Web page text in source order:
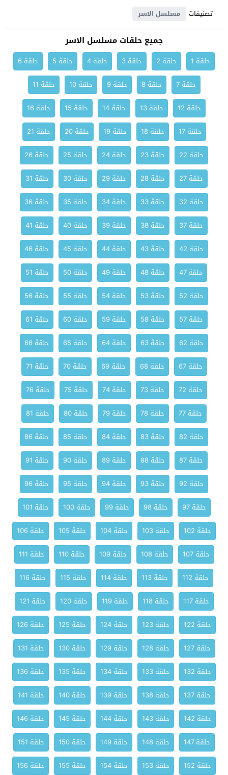
تصنيفات
مسلسل الاسر
جميع حلقات مسلسل الاسر
حلقة 1 حلقة 2 حلقة 3 حلقة 4 حلقة 5
حلقة 6
حلقة 7
حلقة 8 حلقة 9 حلقة 10
حلقة 11
حلقة 12
حلقة 13 حلقة 14 حلقة 15
حلقة 16
حلقة 17
حلقة 18 حلقة 19 حلقة 20
حلقة 21
حلقة 22
حلقة 23 حلقة 24 حلقة 25
حلقة 26
حلقة 27
حلقة 28 حلقة 29 حلقة 30
حلقة 31
حلقة 32
حلقة 33 حلقة 34 حلقة 35
حلقة 36
حلقة 37
حلقة 38 حلقة 39 حلقة 40
حلقة 41
حلقة 42
حلقة 43 حلقة 44 حلقة 45
حلقة 46
حلقة 47
حلقة 48 حلقة 49 حلقة 50
حلقة 51
حلقة 52
حلقة 53 حلقة 54 حلقة 55
حلقة 56
حلقة 57
حلقة 58 حلقة 59 حلقة 60
حلقة 61
حلقة 62
حلقة 63 حلقة 64 حلقة 65
حلقة 66
حلقة 67
حلقة 68 حلقة 69 حلقة 70
حلقة 71
حلقة 72
حلقة 73 حلقة 74 حلقة 75
حلقة 76
حلقة 77
حلقة 78 حلقة 79 حلقة 80
حلقة 81
حلقة 82
حلقة 83 حلقة 84 حلقة 85
حلقة 86
حلقة 87
حلقة 88 حلقة 89 حلقة 90
حلقة 91
حلقة 92
حلقة 93 حلقة 94 حلقة 95
حلقة 96
حلقة 97
حلقة 98 حلقة 99 حلقة 100
حلقة 101
حلقة 102
حلقة 103 حلقة 104 حلقة 105
حلقة 106
حلقة 107
حلقة 108 حلقة 109 حلقة 110
حلقة 111
حلقة 112
حلقة 113 حلقة 114 حلقة 115
حلقة 116
حلقة 117
حلقة 118 حلقة 119 حلقة 120
حلقة 121
حلقة 122
حلقة 123 حلقة 124 حلقة 125
حلقة 126
حلقة 127
حلقة 128 حلقة 129 حلقة 130
حلقة 131
حلقة 132
حلقة 133 حلقة 134 حلقة 135
حلقة 136
حلقة 137
حلقة 138 حلقة 139 حلقة 140
حلقة 141
حلقة 142
حلقة 143 حلقة 144 حلقة 145
حلقة 146
حلقة 147
حلقة 148 حلقة 149 حلقة 150
حلقة 151
حلقة 152
حلقة 153 حلقة 154 حلقة 155 حلقة 156